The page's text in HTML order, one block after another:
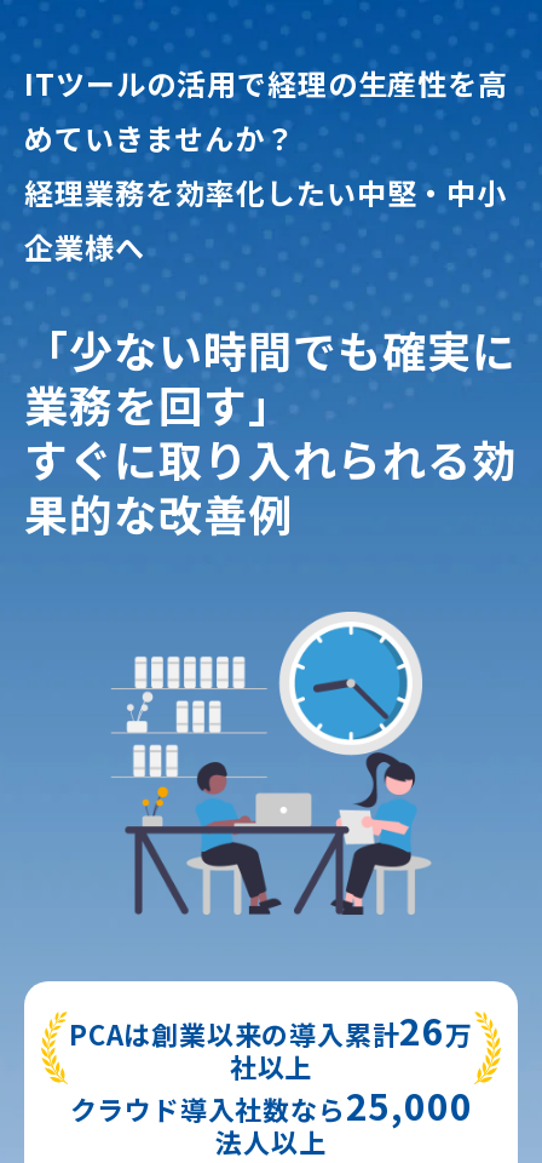
ITツールの活用で経理の生産性を高
めていきませんか？
経理業務を効率化したい中堅・中小
企業様へ
「少ない時間でも確実に
業務を回す」
すぐに取り入れられる効
果的な改善例
PCAは創業以来の導入累計26万
社以上
クラウド導入社数なら25,000
法人以上